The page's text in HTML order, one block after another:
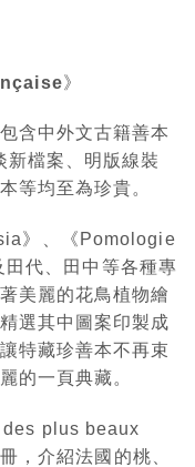
》
含中外文古籍善本
新檔案、明版線裝
等均至為珍貴。
》、《Pomologie
代、田中等各種專
美麗的花鳥植物繪
選其中圖案印製成
特藏珍善本不再束
的一頁典藏。
plus beaux
，介紹法國的桃、